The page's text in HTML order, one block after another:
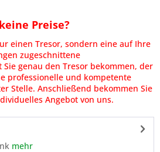
Preise?
einen Tresor, sondern eine auf Ihre
zugeschnittene
genau den Tresor bekommen, der
professionelle und kompetente
Stelle. Anschließend bekommen Sie
Angebot von uns.
mehr